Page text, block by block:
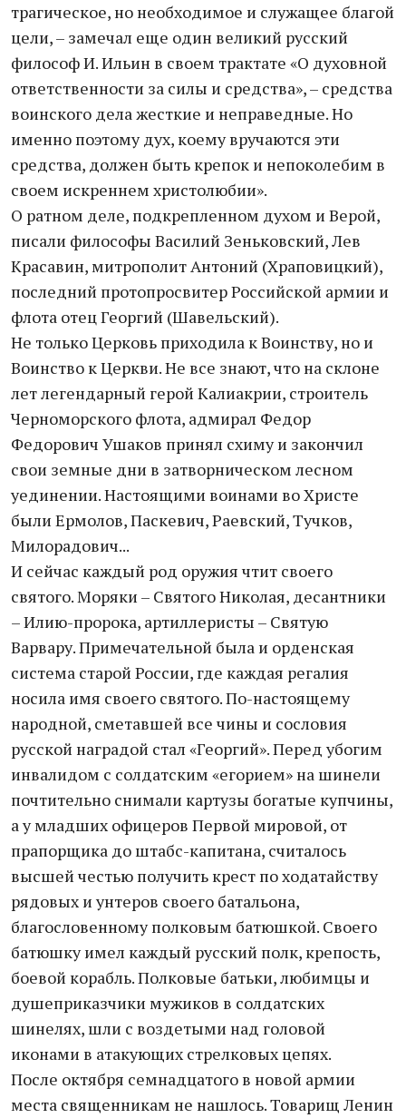
трагическое, но необходимое и служащее благой
цели, – замечал еще один великий русский
философ И. Ильин в своем трактате «О духовной
ответственности за силы и средства», – средства
воинского дела жесткие и неправедные. Но
именно поэтому дух, коему вручаются эти
средства, должен быть крепок и непоколебим в
своем искреннем христолюбии».
О ратном деле, подкрепленном духом и Верой,
писали философы Василий Зеньковский, Лев
Красавин, митрополит Антоний (Храповицкий),
последний протопросвитер Российской армии и
флота отец Георгий (Шавельский).
Не только Церковь приходила к Воинству, но и
Воинство к Церкви. Не все знают, что на склоне
лет легендарный герой Калиакрии, строитель
Черноморского флота, адмирал Федор
Федорович Ушаков принял схиму и закончил
свои земные дни в затворническом лесном
уединении. Настоящими воинами во Христе
были Ермолов, Паскевич, Раевский, Тучков,
Милорадович...
И сейчас каждый род оружия чтит своего
святого. Моряки – Святого Николая, десантники
– Илию-пророка, артиллеристы – Святую
Варвару. Примечательной была и орденская
система старой России, где каждая регалия
носила имя своего святого. По-настоящему
народной, сметавшей все чины и сословия
русской наградой стал «Георгий». Перед убогим
инвалидом с солдатским «егорием» на шинели
почтительно снимали картузы богатые купчины,
а у младших офицеров Первой мировой, от
прапорщика до штабс-капитана, считалось
высшей честью получить крест по ходатайству
рядовых и унтеров своего батальона,
благословенному полковым батюшкой. Своего
батюшку имел каждый русский полк, крепость,
боевой корабль. Полковые батьки, любимцы и
душеприказчики мужиков в солдатских
шинелях, шли с воздетыми над головой
иконами в атакующих стрелковых цепях.
После октября семнадцатого в новой армии
места священникам не нашлось. Товарищ Ленин